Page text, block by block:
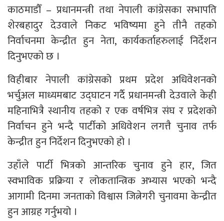
काठमाडौँ – प्रधानमन्त्री तथा नेपाली कांग्रेसका सभापति
शेरबहादुर देउवाले निकट भविष्यमा हुने तीनै तहको
निर्वाचनमा केन्द्रीत हुन नेता, कार्यकर्ताहरुलाई निर्देशन
दिनुभएको छ ।
विहीबार नेपाली कांग्रेसको प्रथम प्रदेश अधिवेशनको
भर्चुअल माध्यमबाट उद्घाटन गर्दै प्रधानमन्त्री देउवाले केही
महिनाभित्रै स्थानीय तहको र एक वर्षभित्र संघ र प्रदेशको
निर्वाचन हुने भन्दै पार्टीको अधिवेशन लगत्तै चुनाव तर्फ
केन्द्रीत हुन निर्देशन दिनुभएको हो ।
उहाँले पार्टी भित्रको आन्तरिक चुनाव हुने हार, जित
स्वभाविक प्रक्रिया र लोकतान्त्रिक अभ्यास भएको भन्दै
आगामी दिनमा जनताको विश्वास जित्नेगरी चुनावमा केन्द्रीत
हुन आग्रह गर्नुभयो ।